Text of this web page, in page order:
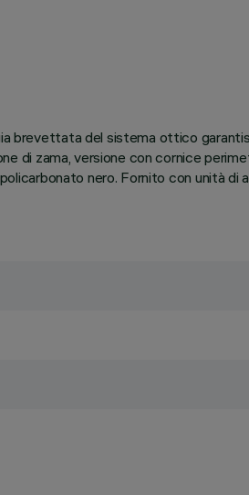
brevettata del sistema ottico
di zama, versione con cornice
nero. Fornito con unità di